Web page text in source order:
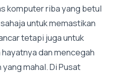
komputer riba yang betul
untuk memastikan
tetapi juga untuk
dan mencegah
mahal. Di Pusat